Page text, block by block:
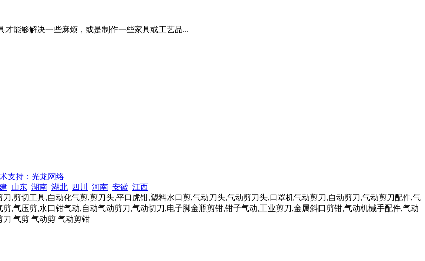
能够解决一些麻烦，或是制作一些家具或工艺品...
支持：光龙网络
山东 湖南 湖北 四川 河南 安徽 江西
,剪切工具,自动化气剪,剪刀头,平口虎钳,塑料水口剪,气动刀头,气动剪刀头,口罩机气动剪刀,自动剪刀,气动剪刀配件,气
,气压剪,水口钳气动,自动气动剪刀,气动切刀,电子脚金瓶剪钳,钳子气动,工业剪刀,金属斜口剪钳,气动机械手配件,气动
气剪 气动剪 气动剪钳